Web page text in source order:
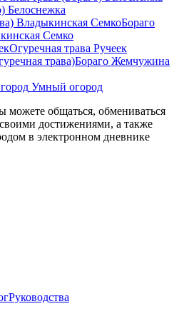
Белоснежка
Бораго
Семко
Огуречная трава Ручеек
Бораго Жемчужина
Умный огород
можете общаться, обмениваться
достижениями, а также
в электронном дневнике
Руководства